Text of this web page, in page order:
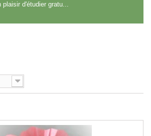
plaisir d'étudier gratu...